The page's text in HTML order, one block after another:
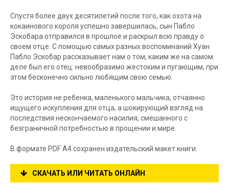
Спустя более двух десятилетий после того, как охота на
кокаинового короля успешно завершилась, сын Пабло
Эскобара отправился в прошлое и раскрыл всю правду о
своем отце. С помощью самых разных воспоминаний Хуан
Пабло Эскобар рассказывает нам о том, каким же на самом
деле был его отец: невообразимо жестоким и пугающим, при
этом бесконечно сильно любящим свою семью.
Это история не ребенка, маленького мальчика, отчаянно
ищущего искупления для отца, а шокирующий взгляд на
последствия нескончаемого насилия, смешанного с
безграничной потребностью в прощении и мире.
В формате PDF A4 сохранен издательский макет книги.
СКАЧАТЬ ИЛИ ЧИТАТЬ ОНЛАЙН